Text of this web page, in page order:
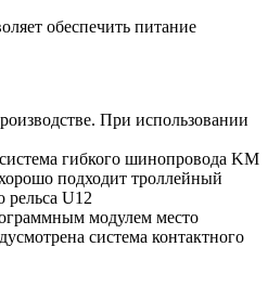
обеспечить питание
При использовании
гибкого шинопровода KM
подходит троллейный
U12
модулем место
система контактного